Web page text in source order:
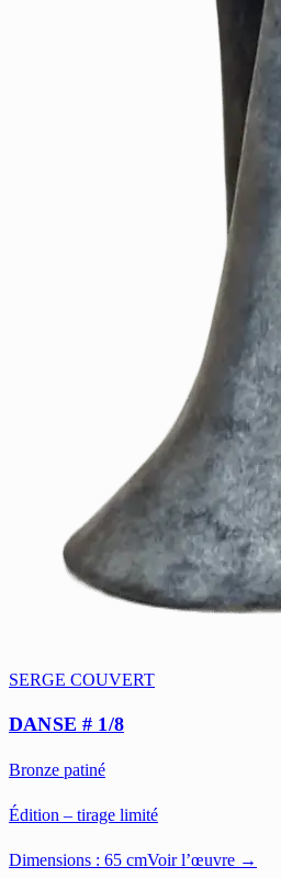
SERGE COUVERT
DANSE # 1/8
Bronze patiné
Édition – tirage limité
Dimensions : 65 cmVoir l’œuvre →